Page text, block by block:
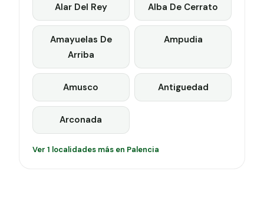
Alar Del Rey Alba De Cerrato
Amayuelas De
Arriba
Ampudia
Amusco Antiguedad
Arconada
Ver 1 localidades más en Palencia